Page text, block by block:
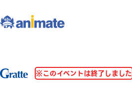
※このイベントは終了しました